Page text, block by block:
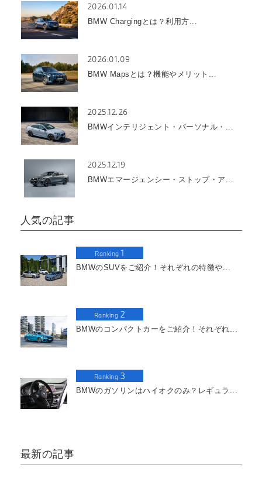
2026.01.14
BMW Chargingとは？利用方...
2026.01.09
BMW Mapsとは？機能やメリット...
2025.12.26
BMWインテリジェント・パーソナル・...
2025.12.19
BMWエマージェンシー・ストップ・ア...
人気の記事
Ranking 1
BMWのSUVをご紹介！それぞれの特徴や...
Ranking 2
BMWのコンパクトカーをご紹介！それぞれ...
Ranking 3
BMWのガソリンはハイオクのみ？レギュラ...
最新の記事